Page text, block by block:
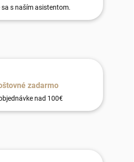
sa s naším asistentom.
zadarmo
nad 100€